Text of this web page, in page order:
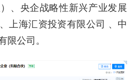
、央企战略性新兴产业发展
上海汇资投资有限公司 、中
限公司。